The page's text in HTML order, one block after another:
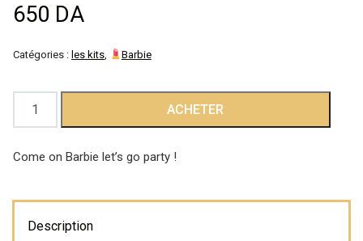
table
Accessoires
Déguisements
650 DA
Catégories : les kits Barbie
quantité
de
ACHETER
Come on Barbie let’s go party !
Description